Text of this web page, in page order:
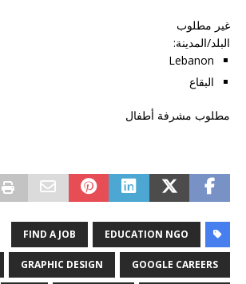
غير مطلوب
البلد/المدينة:
Lebanon
البقاع
مطلوب مشرفة أطفال
EDUCATION NGO
FIND A JOB
GOOGLE CAREERS
GRAPHIC DESIGN